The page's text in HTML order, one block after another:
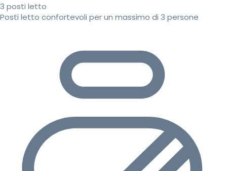
3 posti letto
Posti letto confortevoli per un massimo di 3 persone